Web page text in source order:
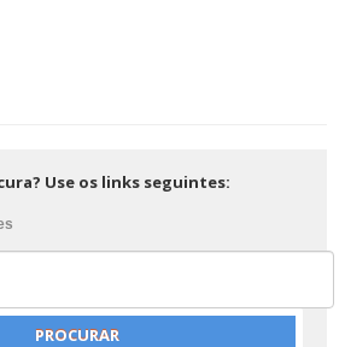
Use os links seguintes: